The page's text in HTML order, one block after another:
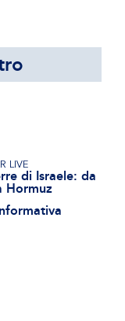
LIVE
di Israele: da
Hormuz